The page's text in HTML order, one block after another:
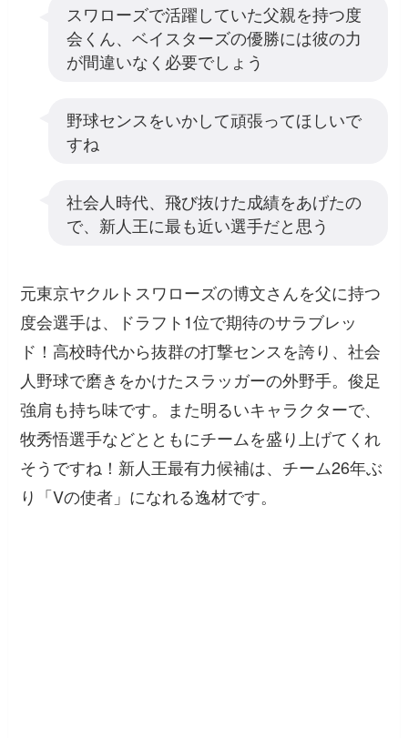
スワローズで活躍していた父親を持つ度
会くん、ベイスターズの優勝には彼の力
が間違いなく必要でしょう
野球センスをいかして頑張ってほしいで
すね
社会人時代、飛び抜けた成績をあげたの
で、新人王に最も近い選手だと思う
元東京ヤクルトスワローズの博文さんを父に持つ
度会選手は、ドラフト1位で期待のサラブレッ
ド！高校時代から抜群の打撃センスを誇り、社会
人野球で磨きをかけたスラッガーの外野手。俊足
強肩も持ち味です。また明るいキャラクターで、
牧秀悟選手などとともにチームを盛り上げてくれ
そうですね！新人王最有力候補は、チーム26年ぶ
り「Vの使者」になれる逸材です。